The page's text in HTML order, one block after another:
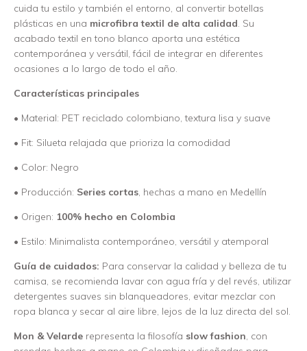
cuida tu estilo y también el entorno, al convertir botellas
plásticas en una microfibra textil de alta calidad. Su
acabado textil en tono blanco aporta una estética
contemporánea y versátil, fácil de integrar en diferentes
ocasiones a lo largo de todo el año.
Características principales
• Material: PET reciclado colombiano, textura lisa y suave
• Fit: Silueta relajada que prioriza la comodidad
• Color: Negro
• Producción: Series cortas, hechas a mano en Medellín
• Origen: 100% hecho en Colombia
• Estilo: Minimalista contemporáneo, versátil y atemporal
Guía de cuidados: Para conservar la calidad y belleza de tu
camisa, se recomienda lavar con agua fría y del revés, utilizar
detergentes suaves sin blanqueadores, evitar mezclar con
ropa blanca y secar al aire libre, lejos de la luz directa del sol.
Mon & Velarde representa la filosofía slow fashion, con